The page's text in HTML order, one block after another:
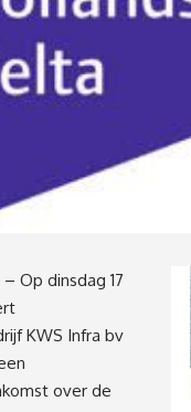
– Op dinsdag 17
KWS Infra bv
over de